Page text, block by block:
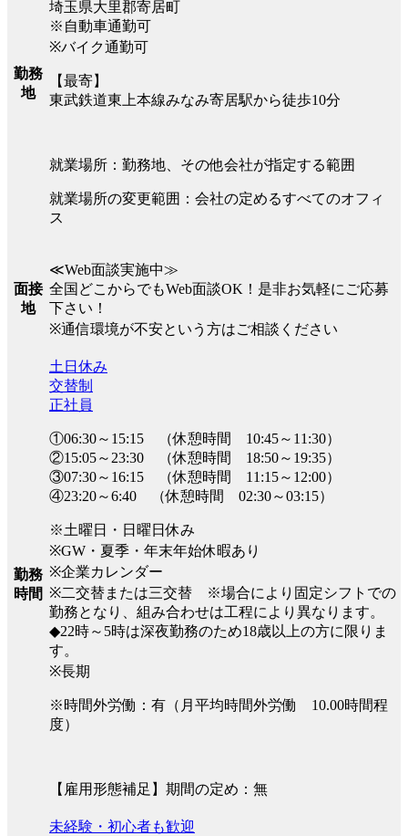
勤務
地
埼玉県大里郡寄居町
※自動車通勤可
※バイク通勤可
【最寄】
東武鉄道東上本線みなみ寄居駅から徒歩10分
就業場所：勤務地、その他会社が指定する範囲
就業場所の変更範囲：会社の定めるすべてのオフィ
ス
面接
地
≪Web面談実施中≫
全国どこからでもWeb面談OK！是非お気軽にご応募
下さい！
※通信環境が不安という方はご相談ください
勤務
時間
土日休み
交替制
正社員
①06:30～15:15 （休憩時間 10:45～11:30）
②15:05～23:30 （休憩時間 18:50～19:35）
③07:30～16:15 （休憩時間 11:15～12:00）
④23:20～6:40 （休憩時間 02:30～03:15）
※土曜日・日曜日休み
※GW・夏季・年末年始休暇あり
※企業カレンダー
※二交替または三交替 ※場合により固定シフトでの
勤務となり、組み合わせは工程により異なります。
◆22時～5時は深夜勤務のため18歳以上の方に限りま
す。
※長期
※時間外労働：有（月平均時間外労働 10.00時間程
度）
【雇用形態補足】期間の定め：無
未経験・初心者も歓迎